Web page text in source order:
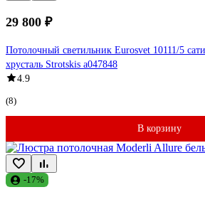
29 800 ₽
Потолочный светильник Eurosvet 10111/5
хрусталь Strotskis a047848
4.9
(8)
В корзину
-17%